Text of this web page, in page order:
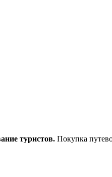
туристов. Покупка